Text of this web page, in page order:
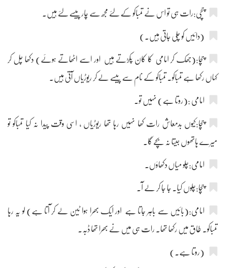
چچی:رات ہی تو اس نے تمباکو کے لئے مجھ سے چار پیسے لئے ہیں۔
(دائیں کو چلی جاتی ہیں۔)
چچا:(جھک کر امامی کا کان پکڑتے ہیں اور اسے اٹھاتے ہوئے) دکھا چل کر
کہاں رکھا ہے تمباکو۔ تمباکو کے نام سے پیسے لے کر ریوڑیاں آتی ہیں۔
امامی :(روتا ہے) نہیں تو۔
چچا:کیوں بدمعاش رات کھا نہیں رہا تھا ریوڑیاں ، اسی وقت پیدا نہ کیا تمباکو تو
میرے ہاتھوں جیتا نہ بچے گا۔
امامی:چلو میاں دکھاؤں۔
چچا:چلوں کیا۔ جا جا کر لے آ۔
امامی:(بائیں سے باہر جاتا ہے اور ایک بھرا ہوا ٹین لے کر آتا ہے) لو یہ رہا
تمباکو۔ طاق میں رکھا تھا۔ رات ہی میں نے بھرا تھا ڈبہ۔
(روتا ہے۔)